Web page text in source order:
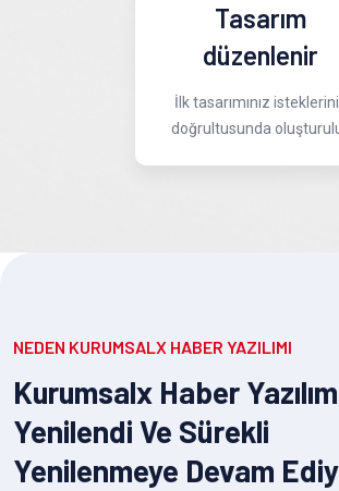
Tasarım
düzenlenir
İlk tasarımınız
doğrultusunda
NEDEN KURUMSALX HABER YAZILIMI
Kurumsalx Haber
Yenilendi Ve Sürekli
Yenilenmeye Devam